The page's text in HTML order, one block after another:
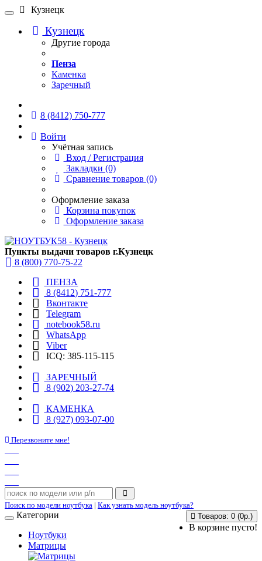
Кузнецк
Кузнецк
Другие города
Пенза
Каменка
Заречный
8 (8412) 750-777
Войти
Учётная запись
Вход / Регистрация
Закладки (0)
Сравнение товаров (0)
Оформление заказа
Корзина покупок
Оформление заказа
Пункты выдачи товаров г.Кузнецк
8 (800) 770-75-22
ПЕНЗА
8 (8412) 751-777
Вконтакте
Telegram
notebook58.ru
WhatsApp
Viber
ICQ: 385-115-115
ЗАРЕЧНЫЙ
8 (902) 203-27-74
КАМЕНКА
8 (927) 093-07-00
Перезвоните мне!
Поиск по модели ноутбука | Как узнать модель ноутбука?
Товаров: 0 (0р.)
В корзине пусто!
Категории
Ноутбуки
Матрицы